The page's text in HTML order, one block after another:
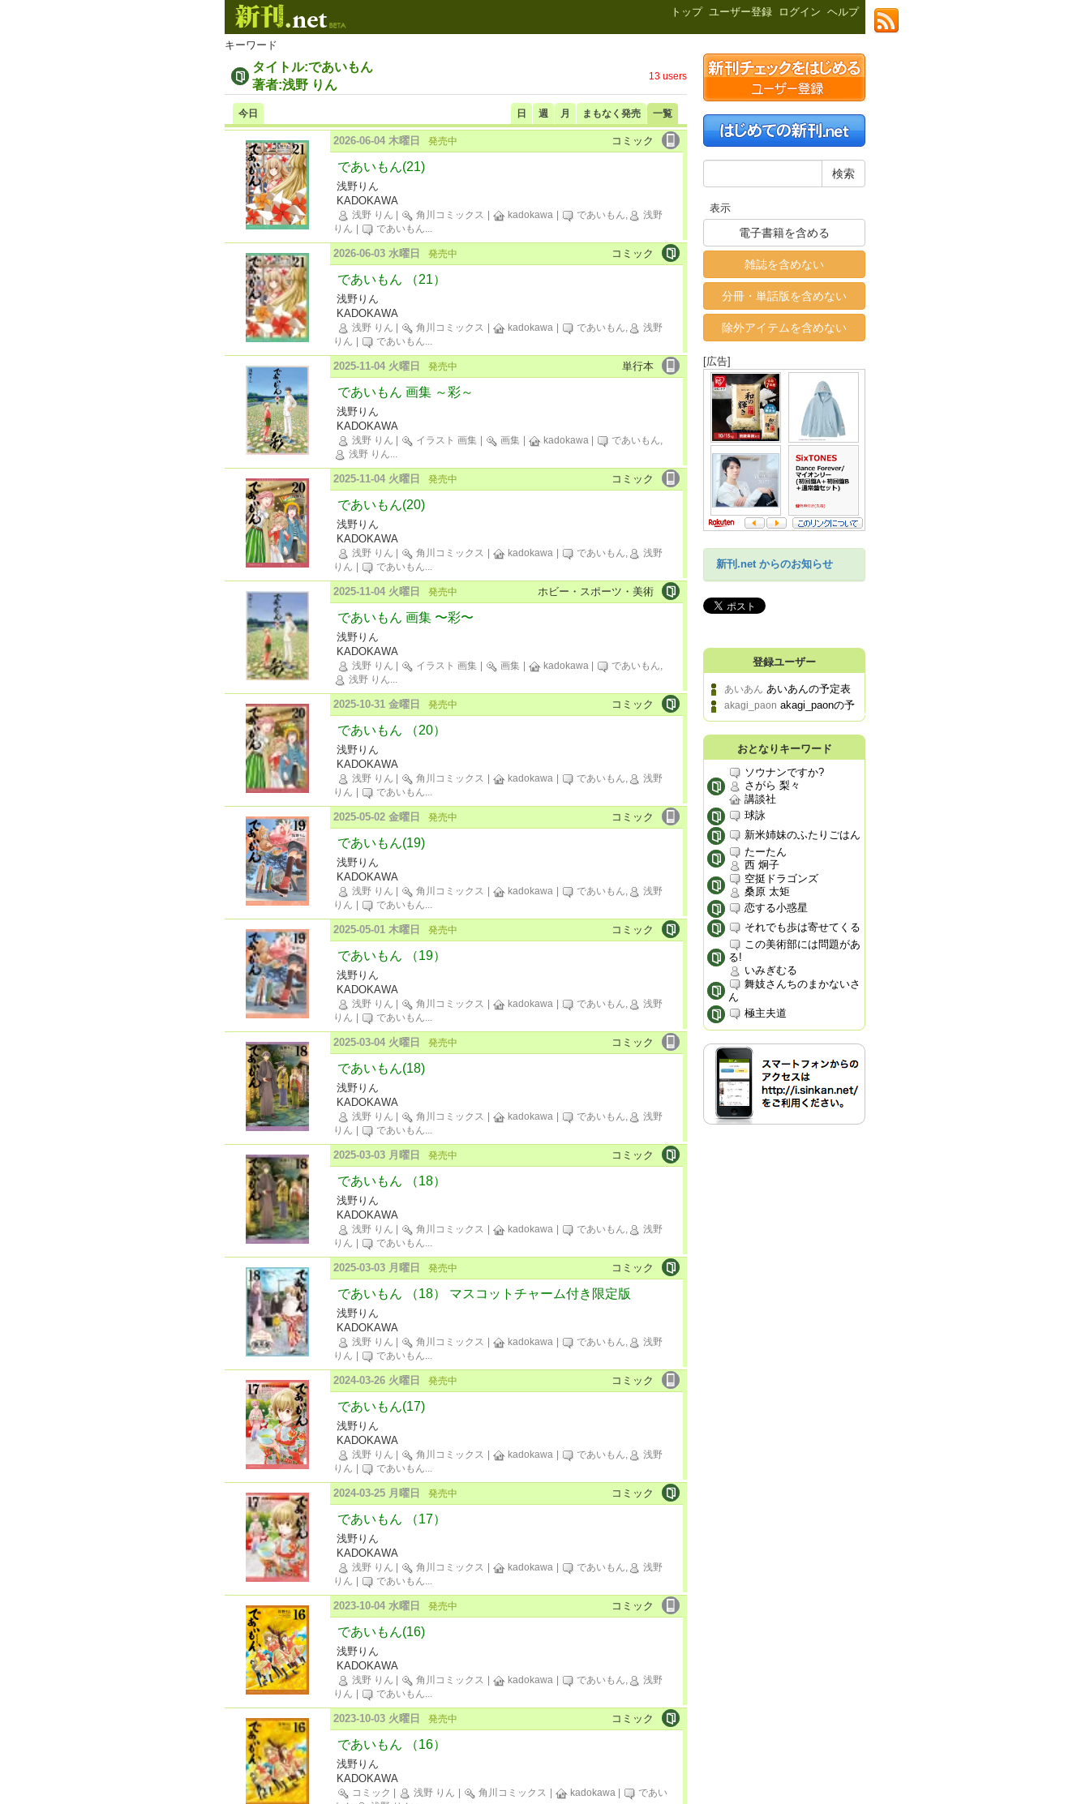
トップ ユーザー登録 ログイン ヘルプ
キーワード
タイトル:であいもん
著者:浅野 りん
13 users
日 週 月 まもなく発売 一覧
今日
コミック
2026-06-04 木曜日 発売中
であいもん(21)
浅野りん
KADOKAWA
浅野 りん 角川コミックス kadokawa であいもん,
浅野
りん
であいもん...
コミック
2026-06-03 水曜日 発売中
であいもん （21）
浅野りん
KADOKAWA
浅野 りん 角川コミックス kadokawa であいもん,
浅野
りん
であいもん...
単行本
2025-11-04 火曜日 発売中
であいもん 画集 ～彩～
浅野りん
KADOKAWA
浅野 りん イラスト 画集 画集 kadokawa
であいもん,
浅野 りん...
コミック
2025-11-04 火曜日 発売中
であいもん(20)
浅野りん
KADOKAWA
浅野 りん 角川コミックス kadokawa であいもん,
浅野
りん
であいもん...
ホビー・スポーツ・美術
2025-11-04 火曜日 発売中
であいもん 画集 〜彩〜
浅野りん
KADOKAWA
浅野 りん イラスト 画集 画集 kadokawa
であいもん,
浅野 りん...
コミック
2025-10-31 金曜日 発売中
であいもん （20）
浅野りん
KADOKAWA
浅野 りん 角川コミックス kadokawa であいもん,
浅野
りん
であいもん...
コミック
2025-05-02 金曜日 発売中
であいもん(19)
浅野りん
KADOKAWA
浅野 りん 角川コミックス kadokawa であいもん,
浅野
りん
であいもん...
コミック
2025-05-01 木曜日 発売中
であいもん （19）
浅野りん
KADOKAWA
浅野 りん 角川コミックス kadokawa であいもん,
浅野
りん
であいもん...
コミック
2025-03-04 火曜日 発売中
であいもん(18)
浅野りん
KADOKAWA
浅野 りん 角川コミックス kadokawa であいもん,
浅野
りん
であいもん...
コミック
2025-03-03 月曜日 発売中
であいもん （18）
浅野りん
KADOKAWA
浅野 りん 角川コミックス kadokawa であいもん,
浅野
りん
であいもん...
コミック
2025-03-03 月曜日 発売中
であいもん （18） マスコットチャーム付き限定版
浅野りん
KADOKAWA
浅野 りん 角川コミックス kadokawa であいもん,
浅野
りん
であいもん...
コミック
2024-03-26 火曜日 発売中
であいもん(17)
浅野りん
KADOKAWA
浅野 りん 角川コミックス kadokawa であいもん,
浅野
りん
であいもん...
コミック
2024-03-25 月曜日 発売中
であいもん （17）
浅野りん
KADOKAWA
浅野 りん 角川コミックス kadokawa であいもん,
浅野
りん
であいもん...
コミック
2023-10-04 水曜日 発売中
であいもん(16)
浅野りん
KADOKAWA
浅野 りん 角川コミックス kadokawa であいもん,
浅野
りん
であいもん...
コミック
2023-10-03 火曜日 発売中
であいもん （16）
浅野りん
KADOKAWA
コミック 浅野 りん 角川コミックス kadokawa
であい
表示
電子書籍を含める
雑誌を含めない
分冊・単話版を含めない
除外アイテムを含めない
[広告]
新刊.net からのお知らせ
登録ユーザー
あいあん あいあんの予定表
akagi_paon akagi_paonの予定表
おとなりキーワード
ソウナンですか?
さがら 梨々
講談社
球詠
新米姉妹のふたりごはん
たーたん
西 炯子
空挺ドラゴンズ
桑原 太矩
恋する小惑星
それでも歩は寄せてくる
この美術部には問題があ
る!
いみぎむる
舞妓さんちのまかないさ
ん
極主夫道